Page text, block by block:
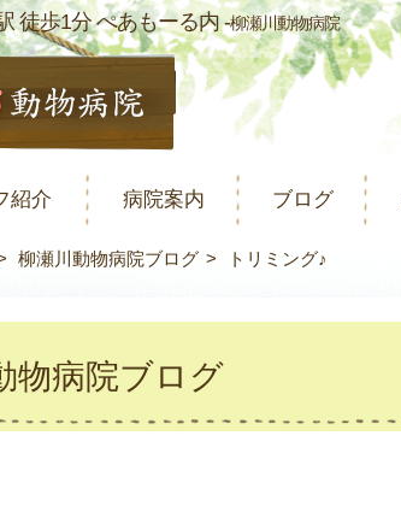
徒歩1分 ぺあもーる内 -柳瀬川動物病院
紹介 病院案内 ブログ
柳瀬川動物病院ブログ トリミング♪
物病院ブログ